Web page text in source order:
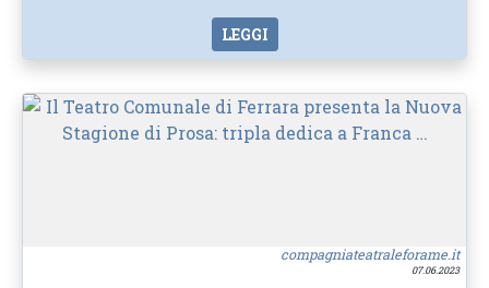
LEGGI
compagniateatraleforame.it
07.06.2023